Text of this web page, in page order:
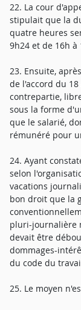
22. La cour
stipulait que la
quatre heures
9h24 et de 16h à
23. Ensuite,
de l'accord du
contrepartie,
sous la forme
que le salarié,
rémunéré pour
24. Ayant
selon
vacations
bon droit que la
pluri-journalière
devait être
dommages-
du code du
25. Le moyen